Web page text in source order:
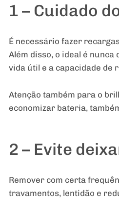
1 – Cuidado
É necessário fazer
Além disso, o ideal é
vida útil e a capacidade de
Atenção também para o
economizar bateria,
2 – Evite
Remover com certa
travamentos, lentidão e